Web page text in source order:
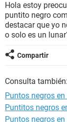
BIENESTAR
SEXUALIDAD
GLOSARIO
Hola estoy
puntito negro
destacar que yo
o solo es un
Compartir
Consulta también:
Puntos negros
Puntitos negros
Puntos negros